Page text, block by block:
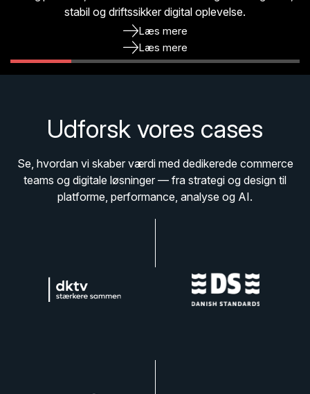
stabil og driftssikker digital oplevelse.
Læs mere
Læs mere
Læs mere
stabil og driftssikker digital oplevelse.
Læs mere
Læs mere
Udforsk vores cases
Se, hvordan vi skaber værdi med dedikerede commerce
teams og digitale løsninger — fra strategi og design til
platforme, performance, analyse og AI.